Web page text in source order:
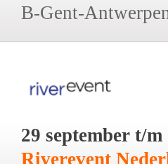
B-Gent-
29 september t/
Riverevent